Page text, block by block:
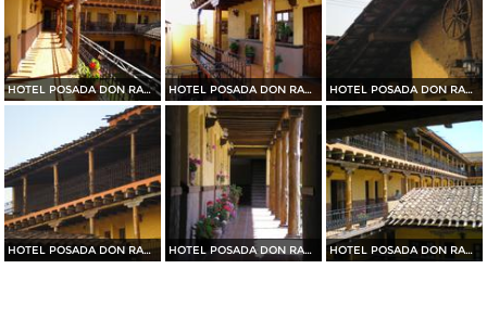
HOTEL POSADA DON RAMON HOTEL POSADA DON RAMON HOTEL POSADA DON RAMON
HOTEL POSADA DON RAMON HOTEL POSADA DON RAMON HOTEL POSADA DON RAMON